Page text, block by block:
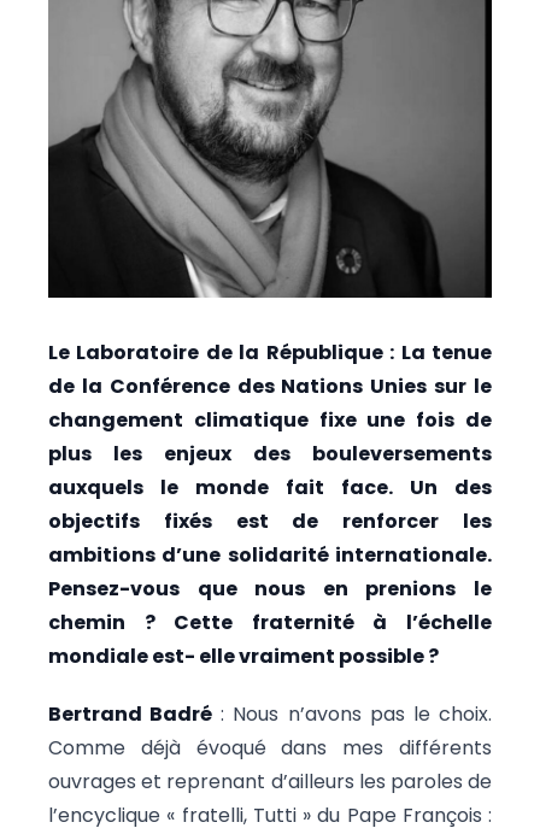
Le Laboratoire de la République : La tenue
de la Conférence des Nations Unies sur le
changement climatique fixe une fois de
plus les enjeux des bouleversements
auxquels le monde fait face. Un des
objectifs fixés est de renforcer les
ambitions d’une solidarité internationale.
Pensez-vous que nous en prenions le
chemin ? Cette fraternité à l’échelle
mondiale est- elle vraiment possible ?
Bertrand Badré : Nous n’avons pas le choix.
Comme déjà évoqué dans mes différents
ouvrages et reprenant d’ailleurs les paroles de
l’encyclique « fratelli, Tutti » du Pape François :